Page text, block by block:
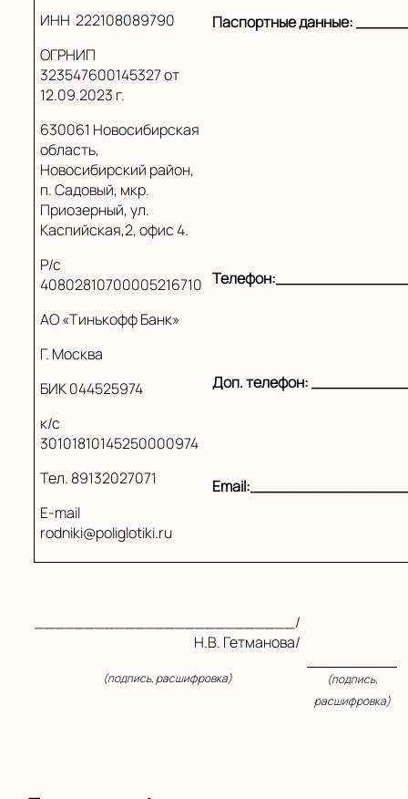
ИНН 222108089790
ОГРНИП
323547600145327 от
12.09.2023 г.
630061 Новосибирская
область,
Новосибирский район,
п. Садовый, мкр.
Приозерный, ул.
Каспийская,2, офис 4.
Р/с
40802810700005216710
АО «Тинькофф Банк»
Г. Москва
БИК 044525974
к/с
30101810145250000974
Тел. 89132027071
E-mail
rodniki@poliglotiki.ru
Паспортные данные:
Доп. телефон:
Email
__________________________/
Н.В. Гетманова/
(подпись, расшифровка)
(подпись,
расшифровка)